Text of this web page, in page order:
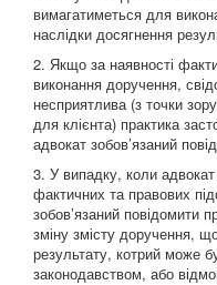
вимагатиметься для
наслідки досягнення
2. Якщо за наявності
виконання доручення,
несприятлива (з точки
для клієнта) практика
адвокат зобов’язаний
3. У випадку, коли адвокат
фактичних та правових
зобов’язаний повідомити
зміну змісту доручення,
результату, котрий може
законодавством, або